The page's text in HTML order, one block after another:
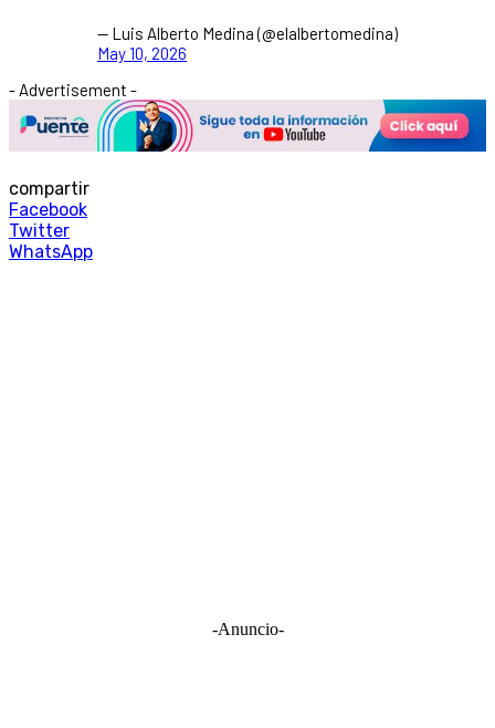
— Luis Alberto Medina (@elalbertomedina)
May 10, 2026
- Advertisement -
compartir
Facebook
Twitter
WhatsApp
-Anuncio-